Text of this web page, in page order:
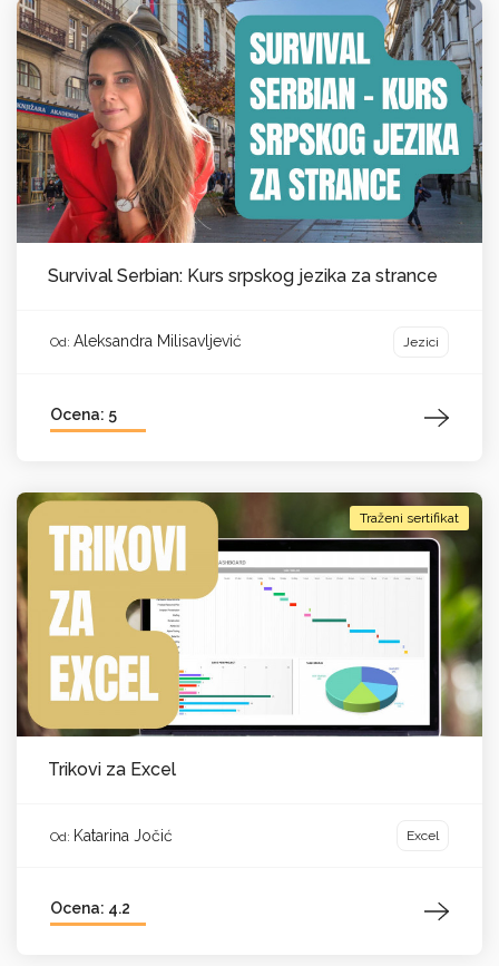
Survival Serbian: Kurs srpskog jezika za strance
Od: Aleksandra Milisavljević Jezici
Ocena: 5
Traženi sertifikat
Trikovi za Excel
Od: Katarina Jočić Excel
Ocena: 4.2